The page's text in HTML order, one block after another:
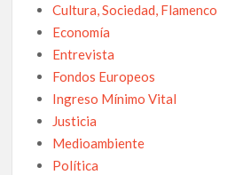
Cultura, Sociedad, Flamenco
Economía
Entrevista
Fondos Europeos
Ingreso Mínimo Vital
Justicia
Medioambiente
Política